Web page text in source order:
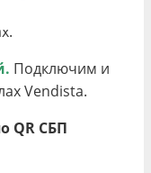
Подключим и
Vendista.
QR СБП